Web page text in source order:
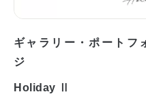
ギャラリー・ポートフ
ジ
Holiday Ⅱ